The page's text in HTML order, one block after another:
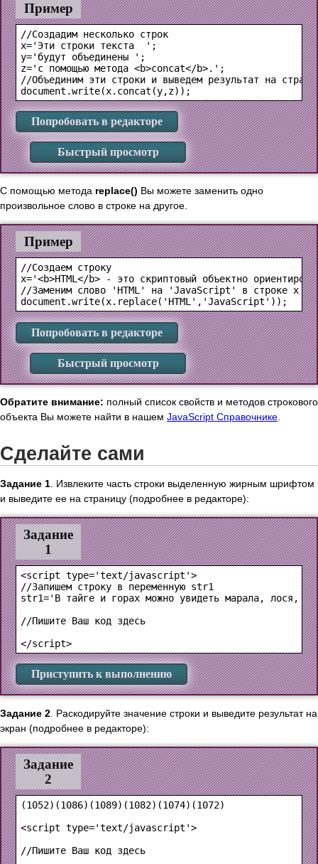
Пример
//Создадим несколько строк
x='Эти строки текста  ';
y='будут объединены ';
z='с помощью метода <b>concat</b>.';
//Объединим эти строки и выведем результат на
Попробовать в редакторе
Быстрый просмотр
С помощью метода replace() Вы можете заменить одно
произвольное слово в строке на другое.
Пример
//Создаем строку
x='<b>HTML</b> - это скриптовый объектно
//Заменим слово 'HTML' на 'JavaScript' в строке x и
Попробовать в редакторе
Быстрый просмотр
Обратите внимание: полный список свойств и методов строкового
объекта Вы можете найти в нашем JavaScript Справочнике
Сделайте сами
Задание 1 . Извлеките часть строки выделенную жирным шрифтом
и выведите ее на страницу (подробнее в редакторе):
Задание
1
<script type='text/javascript'>
//Запишем строку в переменную str1
str1='В тайге и горах можно увидеть марала, лося,
//Пишите Ваш код здесь
Приступить к выполнению
Задание 2 . Раскодируйте значение строки и выведите результат на
экран (подробнее в редакторе):
Задание
2
(1052)(1086)(1089)(1082)(1074)(1072)
<script type='text/javascript'>
//Пишите Ваш код здесь